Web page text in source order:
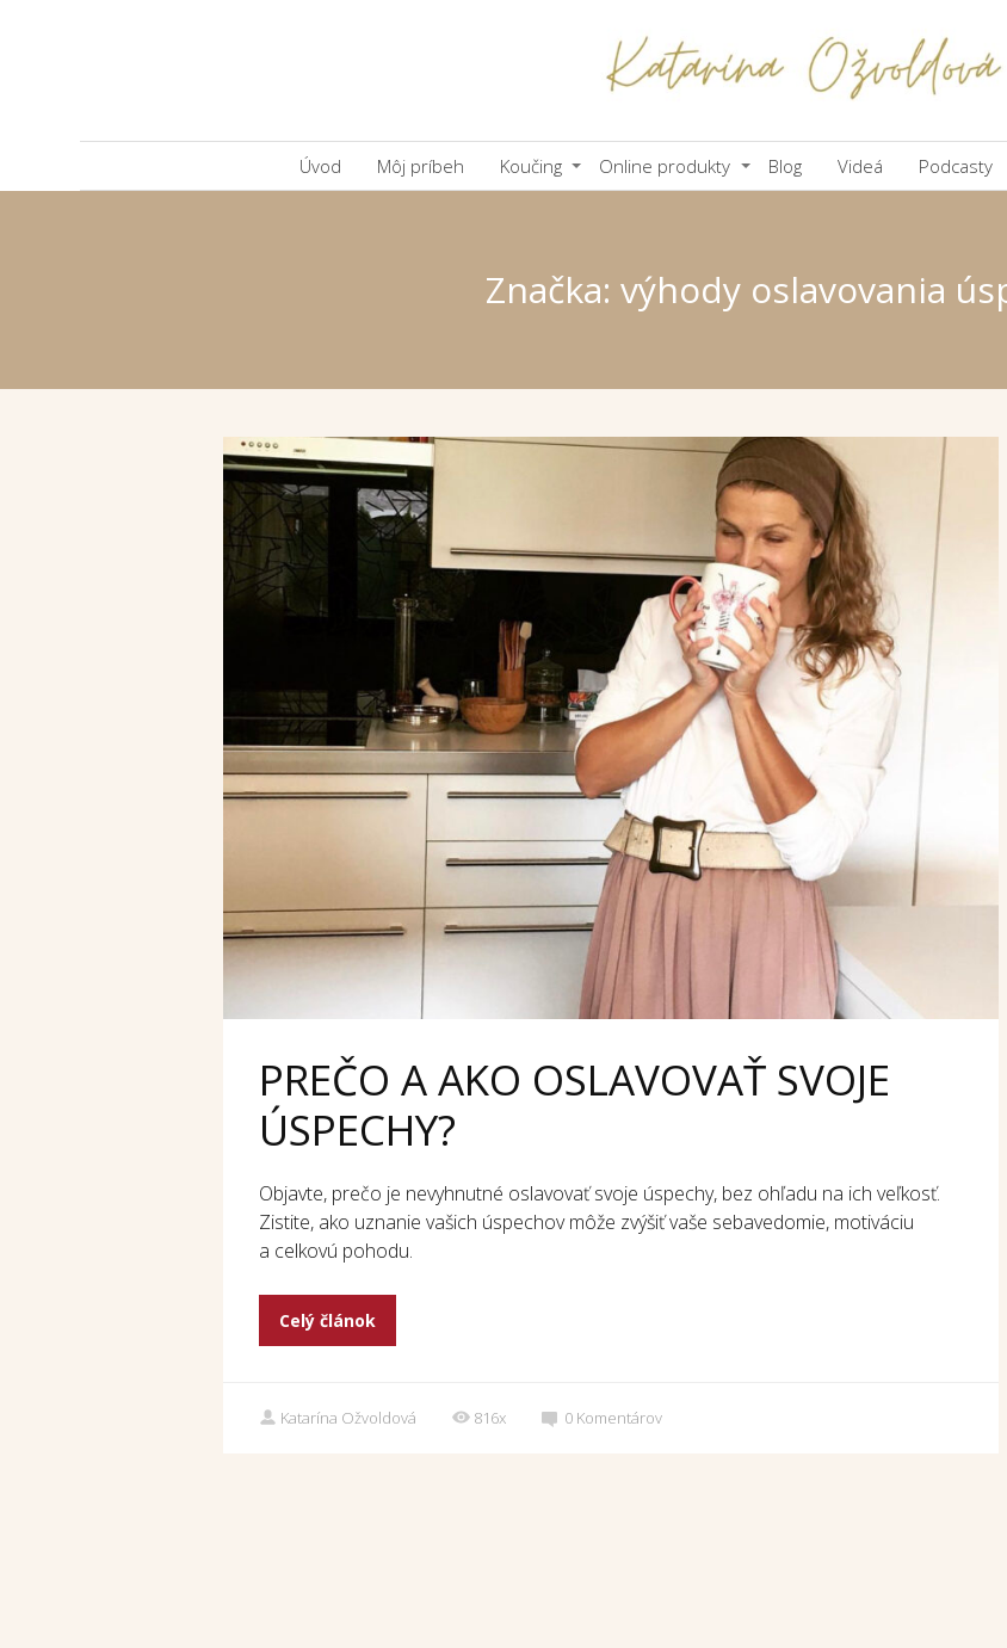
Úvod Môj príbeh Koučing Online produkty Blog Videá Podcasty
Značka: výhody oslavovania
PREČO A AKO OSLAVOVAŤ SVOJE
ÚSPECHY?
Objavte, prečo je nevyhnutné oslavovať svoje úspechy, bez ohľadu na ich veľkosť.
Zistite, ako uznanie vašich úspechov môže zvýšiť vaše sebavedomie, motiváciu
a celkovú pohodu.
Celý článok
Katarína Ožvoldová 816x 0 Komentárov